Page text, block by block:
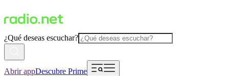
¿Qué deseas escuchar?
Abrir appDescubre Prime